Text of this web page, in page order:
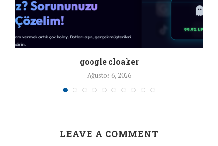
google cloaker
Ağustos 6, 2026
LEAVE A COMMENT